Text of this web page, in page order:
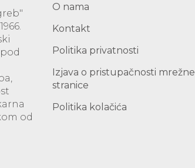
od
O nama
Kontakt
Politika privatnosti
Izjava o pristupačnosti mrežne
stranice
Politika kolačića